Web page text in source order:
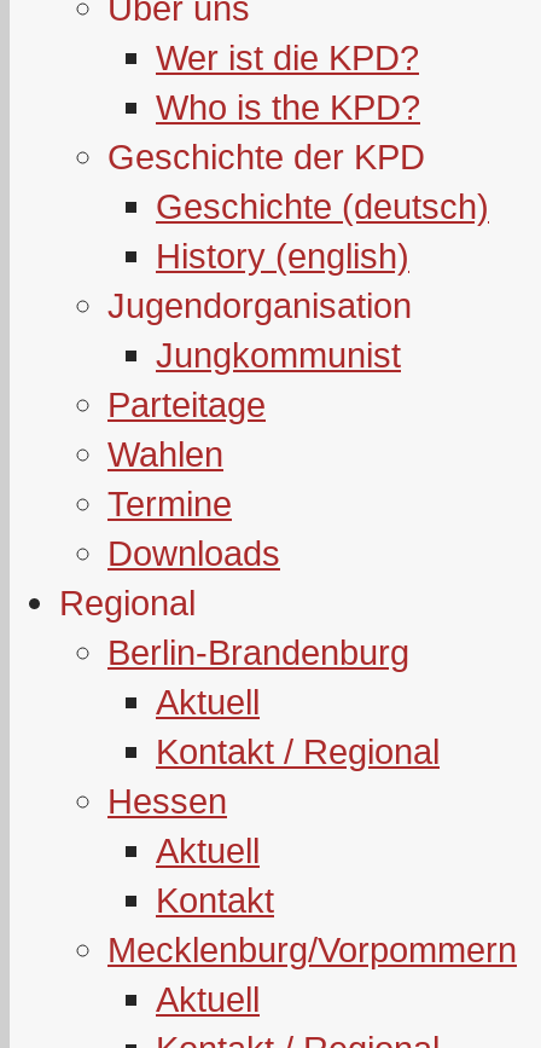
Wer ist die KPD?
Who is the KPD?
Geschichte der KPD
Geschichte (deutsch)
History (english)
Jugendorganisation
Jungkommunist
Parteitage
Wahlen
Termine
Downloads
Regional
Berlin-Brandenburg
Aktuell
Kontakt / Regional
Hessen
Aktuell
Kontakt
Mecklenburg/Vorpommern
Aktuell